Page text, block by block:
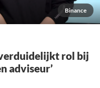
Binance
rol bij
adviseur’